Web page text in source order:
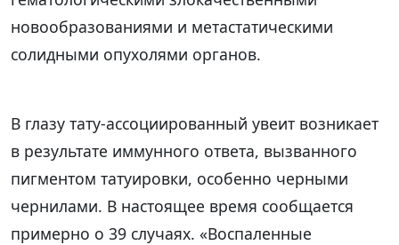
новообразованиями и метастатическими
солидными опухолями органов.
В глазу тату-ассоциированный увеит возникает
в результате иммунного ответа, вызванного
пигментом татуировки, особенно черными
чернилами. В настоящее время сообщается
примерно о 39 случаях. «Воспаленные